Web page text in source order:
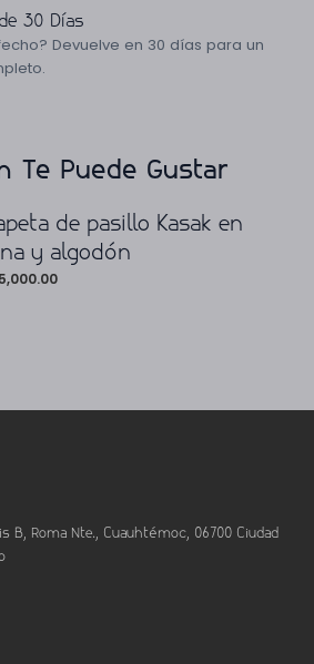
30 Días
Devuelve en 30 días para un
Te Puede Gustar
de pasillo Kasak en
y algodón
B, Roma Nte., Cuauhtémoc, 06700 Ciudad